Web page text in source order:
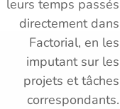
leurs temps passés
directement dans
Factorial, en les
imputant sur les
projets et tâches
correspondants.